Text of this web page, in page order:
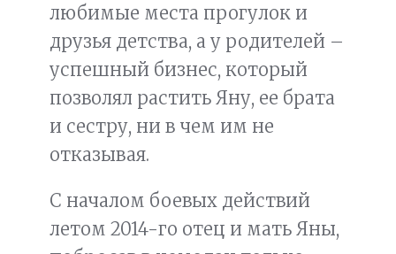
любимые места прогулок и
друзья детства, а у родителей –
успешный бизнес, который
позволял растить Яну, ее брата
и сестру, ни в чем им не
отказывая.
С началом боевых действий
летом 2014-го отец и мать Яны,